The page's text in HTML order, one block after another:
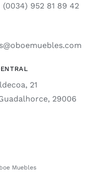
952 81 89 42
21
29006
Muebles